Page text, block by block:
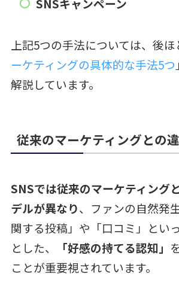
上記5つの手法については、後
ーケティングの具体的な手法5つ
解説しています。
従来のマーケティングとの
SNSでは従来のマーケティング
デルが異なり、ファンの自然発
関する投稿」や「口コミ」とい
とした、
「好感の持てる認知」
ことが重要視されています。